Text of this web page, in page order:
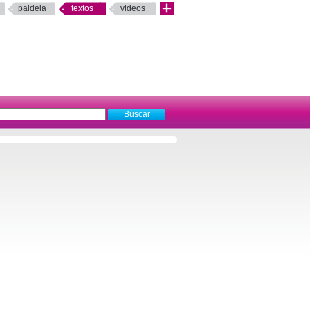
paideia textos videos